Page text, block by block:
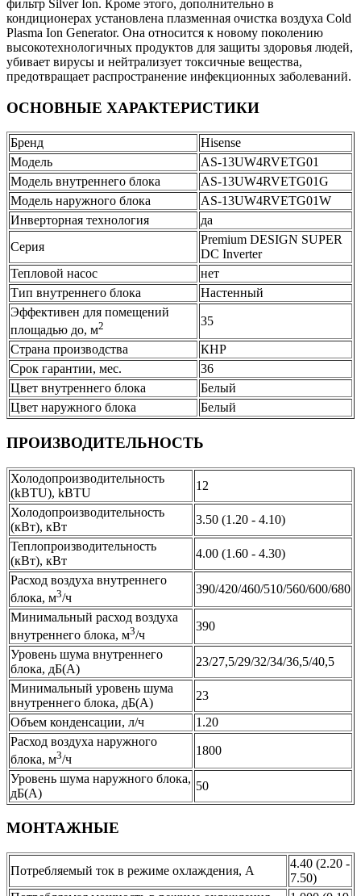
фильтр Silver Ion. Кроме этого, дополнительно в
кондиционерах установлена плазменная очистка воздуха Cold
Plasma Ion Generator. Она относится к новому поколению
высокотехнологичных продуктов для защиты здоровья людей,
убивает вирусы и нейтрализует токсичные вещества,
предотвращает распространение инфекционных заболеваний.
ОСНОВНЫЕ ХАРАКТЕРИСТИКИ
Бренд
Hisense
Модель
AS-13UW4RVETG01
Модель внутреннего блока
AS-13UW4RVETG01G
Модель наружного блока
AS-13UW4RVETG01W
Инверторная технология
да
Серия
Premium DESIGN SUPER
DC Inverter
Тепловой насос
нет
Тип внутреннего блока
Настенный
Эффективен для помещений
площадью до, м2 35
Страна производства
КНР
Срок гарантии, мес.
36
Цвет внутреннего блока
Белый
Цвет наружного блока
Белый
ПРОИЗВОДИТЕЛЬНОСТЬ
Холодопроизводительность
(kBTU), kBTU
12
Холодопроизводительность
(кВт), кВт
3.50 (1.20 - 4.10)
Теплопроизводительность
(кВт), кВт
4.00 (1.60 - 4.30)
Расход воздуха внутреннего
блока, м3/ч
390/420/460/510/560/600/680
Минимальный расход воздуха
внутреннего блока, м3/ч
390
Уровень шума внутреннего
блока, дБ(А)
23/27,5/29/32/34/36,5/40,5
Минимальный уровень шума
внутреннего блока, дБ(А)
23
Объем конденсации, л/ч
1.20
Расход воздуха наружного
блока, м3/ч
1800
Уровень шума наружного блока,
дБ(А)
50
МОНТАЖНЫЕ
Потребляемый ток в режиме охлаждения, А
4.40 (2.20 -
7.50)